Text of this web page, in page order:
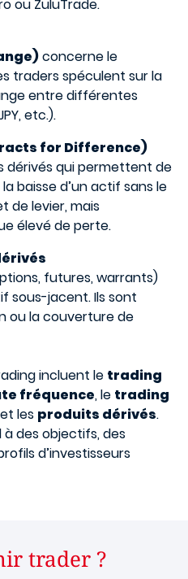
ou ZuluTrade.
concerne le
traders spéculent sur la
entre différentes
etc.).
for Difference)
dérivés qui permettent de
baisse d’un actif sans le
de levier, mais
élevé de perte.
futures, warrants)
sous-jacent. Ils sont
ou la couverture de
incluent le trading
fréquence, le trading
et les produits dérivés.
des objectifs, des
d’investisseurs
trader ?